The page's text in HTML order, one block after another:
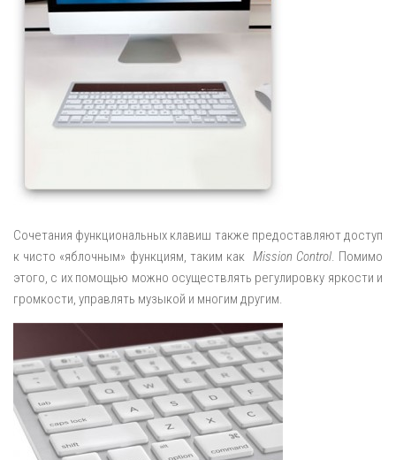
Сочетания функциональных клавиш также предоставляют доступ
к чисто «яблочным» функциям, таким как Mission Control. Помимо
этого, с их помощью можно осуществлять регулировку яркости и
громкости, управлять музыкой и многим другим.